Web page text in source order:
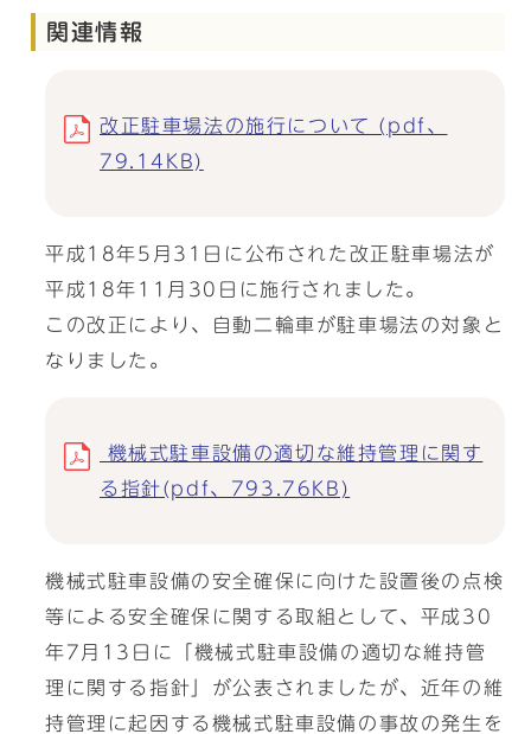
関連情報
改正駐車場法の施行について (pdf、
79.14KB)
平成18年5月31日に公布された改正駐車場法が
平成18年11月30日に施行されました。
この改正により、自動二輪車が駐車場法の対象と
なりました。
機械式駐車設備の適切な維持管理に関す
る指針(pdf、793.76KB)
機械式駐車設備の安全確保に向けた設置後の点検
等による安全確保に関する取組として、平成30
年7月13日に「機械式駐車設備の適切な維持管
理に関する指針」が公表されましたが、近年の維
持管理に起因する機械式駐車設備の事故の発生を